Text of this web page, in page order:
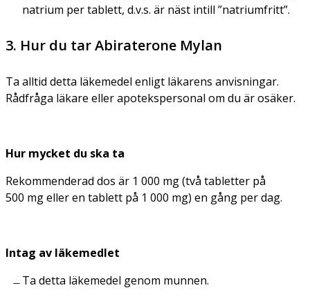
natrium per tablett, d.v.s. är näst intill ”natriumfritt”.
3. Hur du tar Abiraterone Mylan
Ta alltid detta läkemedel enligt läkarens anvisningar.
Rådfråga läkare eller apotekspersonal om du är osäker.
Hur mycket du ska ta
Rekommenderad dos är 1 000 mg (två tabletter på
500 mg eller en tablett på 1 000 mg) en gång per dag.
Intag av läkemedlet
Ta detta läkemedel genom munnen.